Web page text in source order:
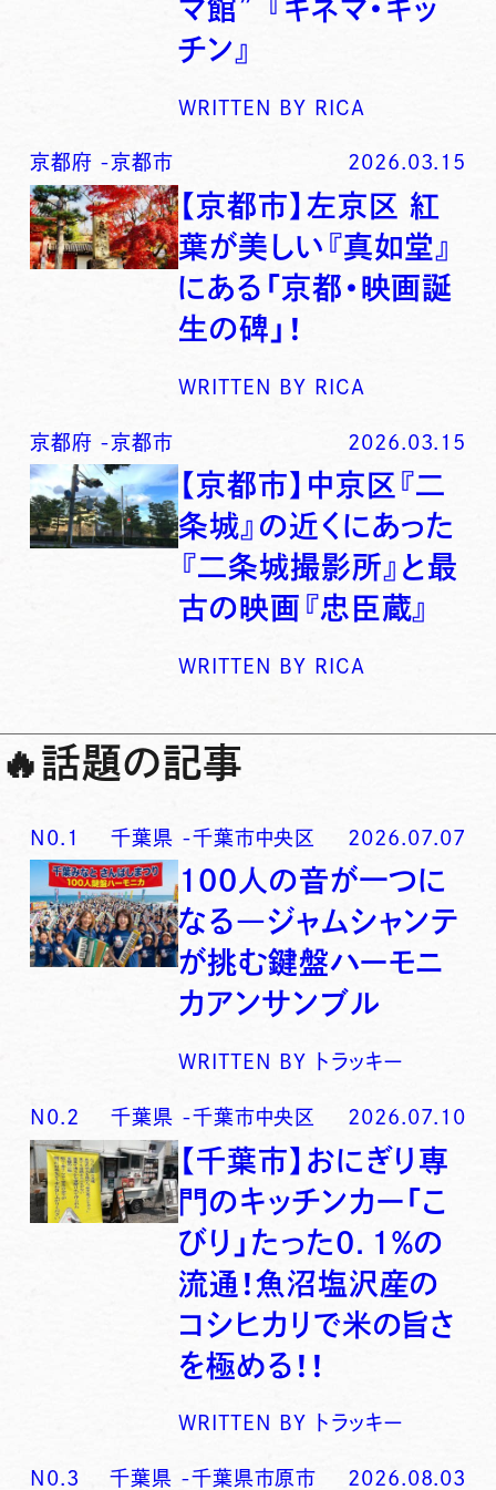
マ館” 『キネマ・キッ
チン』
WRITTEN BY RICA
京都府 -京都市 2026.03.15
【京都市】左京区 紅
葉が美しい『真如堂』
にある「京都・映画誕
生の碑」！
WRITTEN BY RICA
京都府 -京都市 2026.03.15
【京都市】中京区『二
条城』の近くにあった
『二条城撮影所』と最
古の映画『忠臣蔵』
WRITTEN BY RICA
🔥話題の記事
N0. 1 千葉県 -千葉市中央区 2026.07.07
100人の音が一つに
なる―ジャムシャンテ
が挑む鍵盤ハーモニ
カアンサンブル
WRITTEN BY トラッキー
N0. 2 千葉県 -千葉市中央区 2026.07.10
【千葉市】おにぎり専
門のキッチンカー「こ
びり」たった0．1％の
流通！魚沼塩沢産の
コシヒカリで米の旨さ
を極める！！
WRITTEN BY トラッキー
N0. 3 千葉県 -千葉県市原市 2026.08.03